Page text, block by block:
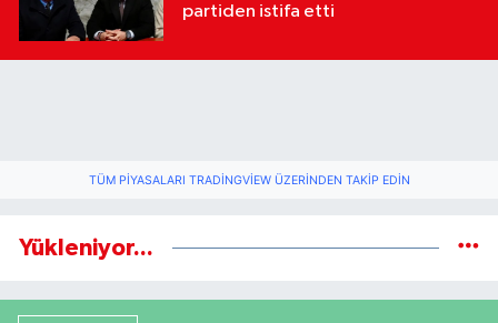
partiden istifa etti
TÜM PIYASALARI TRADINGVIEW ÜZERINDEN TAKIP EDIN
Yükleniyor...